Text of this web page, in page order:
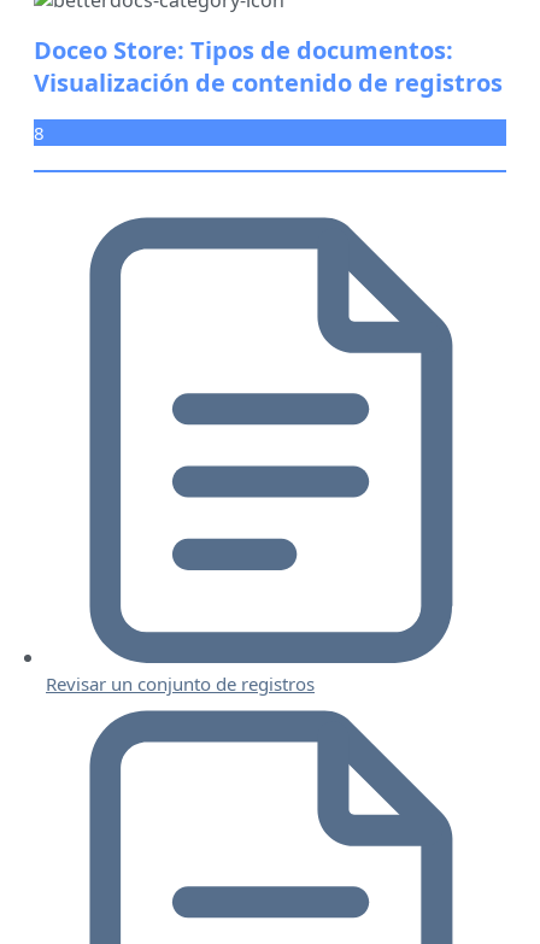
Doceo Store: Tipos de documentos:
Visualización de contenido de registros
8
Revisar un conjunto de registros